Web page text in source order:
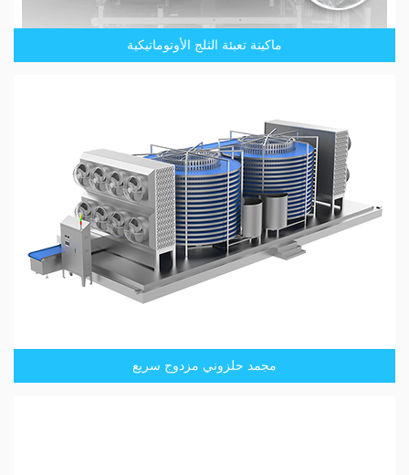
ماكينة تعبئة الثلج الأوتوماتيكية
مجمد حلزوني مزدوج سريع